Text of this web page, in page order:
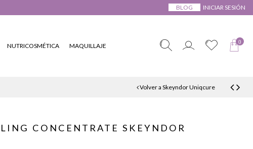
BLOG INICIAR SESIÓN
NUTRICOSMÉTICA MAQUILLAJE
0
Volver a Skeyndor Uniqcure
CONCENTRATE SKEYNDOR